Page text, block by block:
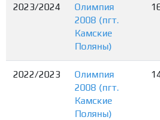
2023/2024
Олимпия
2008 (пгт.
Камские
Поляны)
2022/2023
Олимпия
2008 (пгт.
Камские
Поляны)